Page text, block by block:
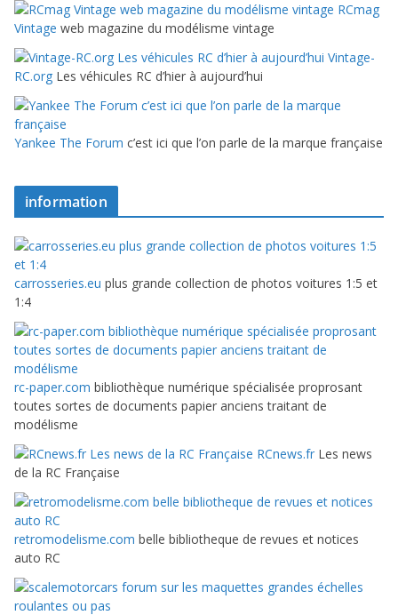
RCmag
Vintage web magazine du modélisme vintage
Vintage-
RC.org Les véhicules RC d’hier à aujourd’hui
Yankee The Forum c’est ici que l’on parle de la marque française
information
carrosseries.eu plus grande collection de photos voitures 1:5 et
1:4
rc-paper.com bibliothèque numérique spécialisée proprosant
toutes sortes de documents papier anciens traitant de
modélisme
RCnews.fr Les news
de la RC Française
retromodelisme.com belle bibliotheque de revues et notices
auto RC